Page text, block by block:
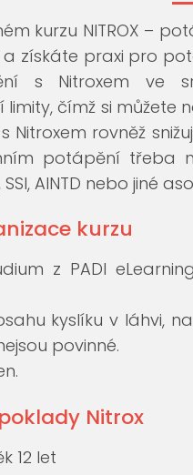
kurzu NITROX –
získáte praxi pro
s Nitroxem ve
limity, čímž si
Nitroxem rovněž
potápění třeba
AINTD nebo jiné
kurzu
z PADI
kyslíku v láhvi,
povinné.
Nitrox
12 let